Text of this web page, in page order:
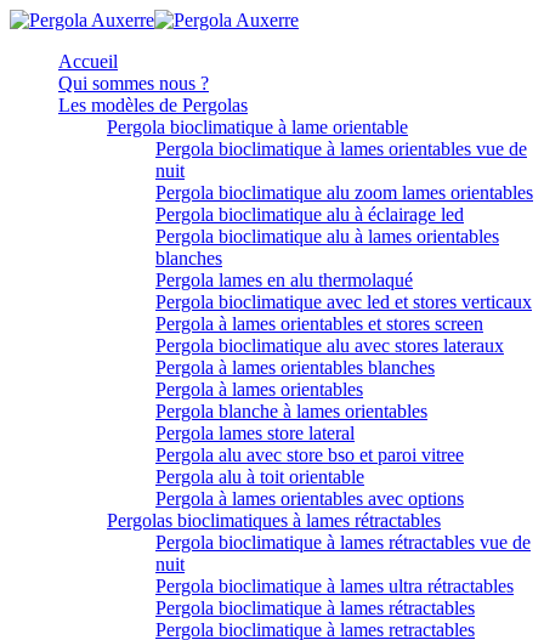
Accueil
Qui sommes nous ?
Les modèles de Pergolas
Pergola bioclimatique à lame orientable
Pergola bioclimatique à lames orientables vue de
nuit
Pergola bioclimatique alu zoom lames orientables
Pergola bioclimatique alu à éclairage led
Pergola bioclimatique alu à lames orientables
blanches
Pergola lames en alu thermolaqué
Pergola bioclimatique avec led et stores verticaux
Pergola à lames orientables et stores screen
Pergola bioclimatique alu avec stores lateraux
Pergola à lames orientables blanches
Pergola à lames orientables
Pergola blanche à lames orientables
Pergola lames store lateral
Pergola alu avec store bso et paroi vitree
Pergola alu à toit orientable
Pergola à lames orientables avec options
Pergolas bioclimatiques à lames rétractables
Pergola bioclimatique à lames rétractables vue de
nuit
Pergola bioclimatique à lames ultra rétractables
Pergola bioclimatique à lames rétractables
Pergola bioclimatique à lames retractables